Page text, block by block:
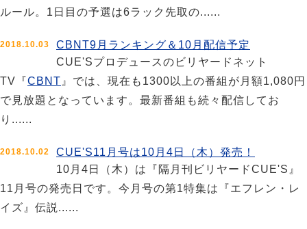
ルール。1日目の予選は6ラック先取の......
2018.10.03
CBNT9月ランキング＆10月配信予定
CUE'Sプロデュースのビリヤードネット
TV『CBNT 』では、現在も1300以上の番組が月額1,080円
で見放題となっています。最新番組も続々配信してお
り......
2018.10.02
CUE'S11月号は10月4日（木）発売！
10月4日（木）は『隔月刊ビリヤードCUE'S』
11月号の発売日です。今月号の第1特集は『エフレン・レ
イズ』伝説......